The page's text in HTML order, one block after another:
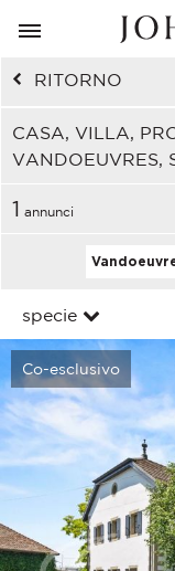
RITORNO
CASA, VILLA,
VANDOEUVRES,
1 annunci
specie
Co-esclusivo